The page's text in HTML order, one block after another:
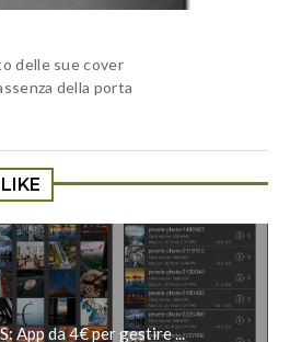
delle sue cover
della porta
App da 4€ per gestire ...